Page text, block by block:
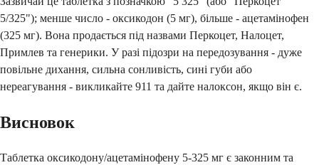
5/325"); менше число - оксикодон (5 мг), більше - ацетамінофен
(325 мг). Вона продається під назвами Перкоцет, Налоцет,
Примлев та генерики. У разі підозри на передозування - дуже
повільне дихання, сильна сонливість, сині губи або
нереагування - викликайте 911 та дайте налоксон, якщо він є.
Висновок
Таблетка оксикодону/ацетамінофену 5-325 мг є законним та